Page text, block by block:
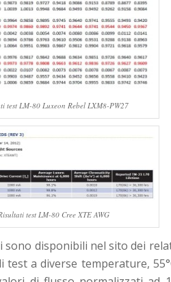
test LM-80 Luxeon Rebel LXM8-PW27
test LM-80 Cree XTE AWG
sono disponibili nel sito dei
test a diverse temperature,